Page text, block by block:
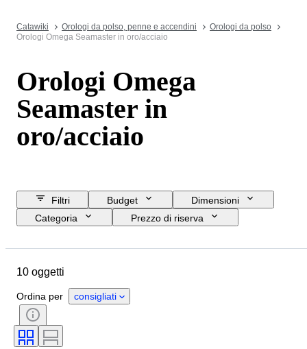
Catawiki Orologi da polso, penne e accendini
Orologi da polso
Orologi Omega Seamaster in oro/acciaio
Orologi Omega
Seamaster in
oro/acciaio
Filtri Budget
Dimensioni
Categoria
Prezzo di riserva
Genere
Movimento dell'orologio
Lunghezza del cinturino dell’orologio
Materiale del cinturino dell’orologio
Diametro della cassa
10 oggetti
Ordina per consigliati